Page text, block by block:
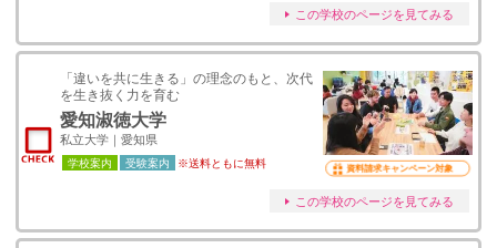
この学校のページを見てみる
「違いを共に生きる」の理念のもと、次代
を生き抜く力を育む
愛知淑徳大学
私立大学｜愛知県
学校案内 受験案内 ※送料ともに無料 資料請求キャンペーン対象
この学校のページを見てみる